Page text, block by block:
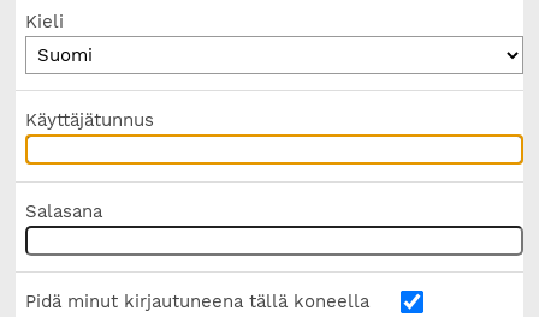
Kieli
Käyttäjätunnus
Salasana
Pidä minut kirjautuneena tällä koneella